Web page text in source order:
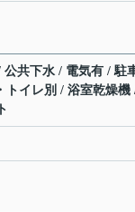
共下水 / 電気有 / 駐
イレ別 / 浴室乾燥